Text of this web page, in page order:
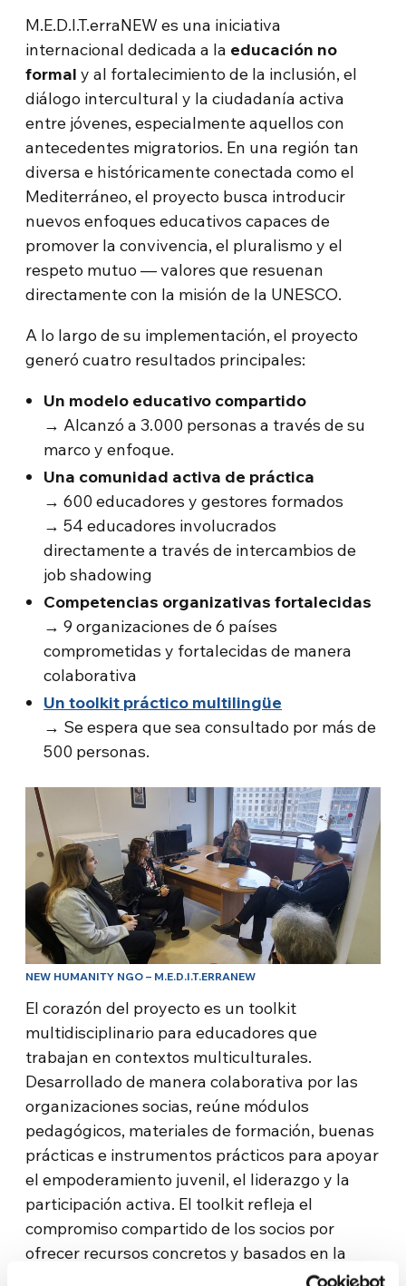
M.E.D.I.T.erraNEW es una iniciativa
internacional dedicada a la educación no
formal y al fortalecimiento de la inclusión, el
diálogo intercultural y la ciudadanía activa
entre jóvenes, especialmente aquellos con
antecedentes migratorios. En una región tan
diversa e históricamente conectada como el
Mediterráneo, el proyecto busca introducir
nuevos enfoques educativos capaces de
promover la convivencia, el pluralismo y el
respeto mutuo — valores que resuenan
directamente con la misión de la UNESCO.
A lo largo de su implementación, el proyecto
generó cuatro resultados principales:
Un modelo educativo compartido
→ Alcanzó a 3.000 personas a través de su
marco y enfoque.
Una comunidad activa de práctica
→ 600 educadores y gestores formados
→ 54 educadores involucrados
directamente a través de intercambios de
job shadowing
Competencias organizativas fortalecidas
→ 9 organizaciones de 6 países
comprometidas y fortalecidas de manera
colaborativa
Un toolkit práctico multilingüe
→ Se espera que sea consultado por más de
500 personas.
NEW HUMANITY NGO – M.E.D.I.T.ERRANEW
El corazón del proyecto es un toolkit
multidisciplinario para educadores que
trabajan en contextos multiculturales.
Desarrollado de manera colaborativa por las
organizaciones socias, reúne módulos
pedagógicos, materiales de formación, buenas
prácticas e instrumentos prácticos para apoyar
el empoderamiento juvenil, el liderazgo y la
participación activa. El toolkit refleja el
compromiso compartido de los socios por
ofrecer recursos concretos y basados en la
experiencia que ayuden a quienes trabajan con